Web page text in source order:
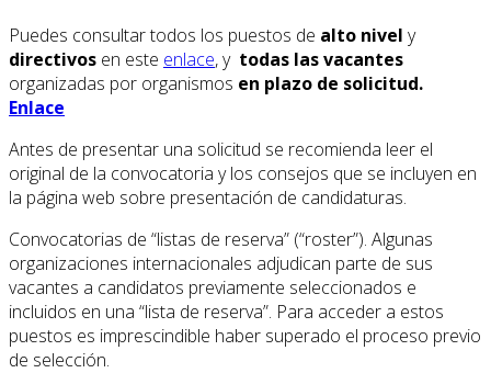
Puedes consultar todos los puestos de alto nivel y
directivos en este enlace, y todas las vacantes
organizadas por organismos en plazo de solicitud.
Enlace
Antes de presentar una solicitud se recomienda leer el
original de la convocatoria y los consejos que se incluyen en
la página web sobre presentación de candidaturas.
Convocatorias de “listas de reserva” (“roster”). Algunas
organizaciones internacionales adjudican parte de sus
vacantes a candidatos previamente seleccionados e
incluidos en una “lista de reserva”. Para acceder a estos
puestos es imprescindible haber superado el proceso previo
de selección.